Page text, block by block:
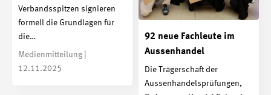
Verbandsspitzen signieren
formell die Grundlagen für
die…
Medienmitteilung |
12.11.2025
92 neue Fachleute im
Aussenhandel
Die Trägerschaft der
Aussenhandelsprüfungen,